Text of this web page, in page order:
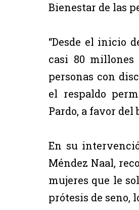
Bienestar de las
“Desde el inicio
casi 80 millones
personas con
el respaldo
Pardo, a favor del
En su
Méndez Naal,
mujeres que le
prótesis de seno,